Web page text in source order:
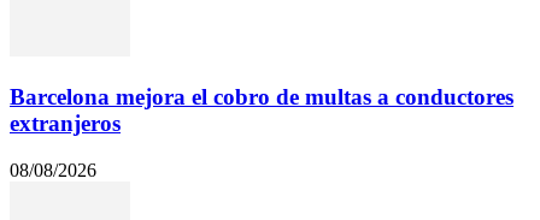
Barcelona mejora el cobro de multas a conductores
extranjeros
08/08/2026